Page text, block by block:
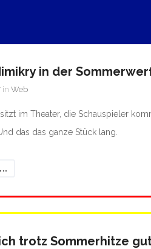
in der
in Web
im Theater, die Schauspieler
das das ganze Stück lang.
trotz Sommerhitze